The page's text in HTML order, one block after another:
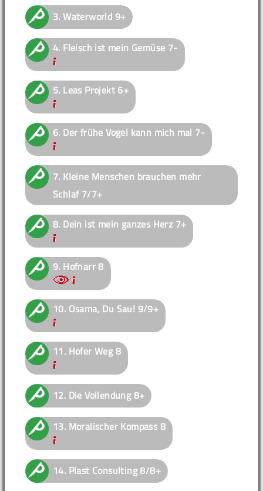
3.Waterworld 9+
4. Fleisch ist mein Gemüse 7-
5. Leas Projekt 6+
6. Der frühe Vogel kann mich mal 7-
7. Kleine Menschen brauchen mehr
Schlaf7/7+
8. Dein ist mein ganzes Herz 7+
9. Hofnarr8
10. Osama, Du Sau! 9/9+
11. Hofer Weg8
12. Die Vollendung8+
13. Moralischer Kompass8
14. Plast Consulting8/8+